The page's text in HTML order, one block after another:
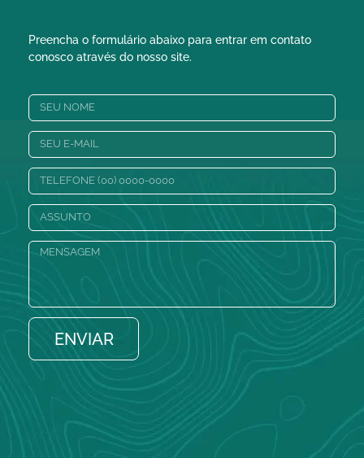
Preencha o formulário abaixo para entrar em contato
conosco através do nosso site.
ENVIAR